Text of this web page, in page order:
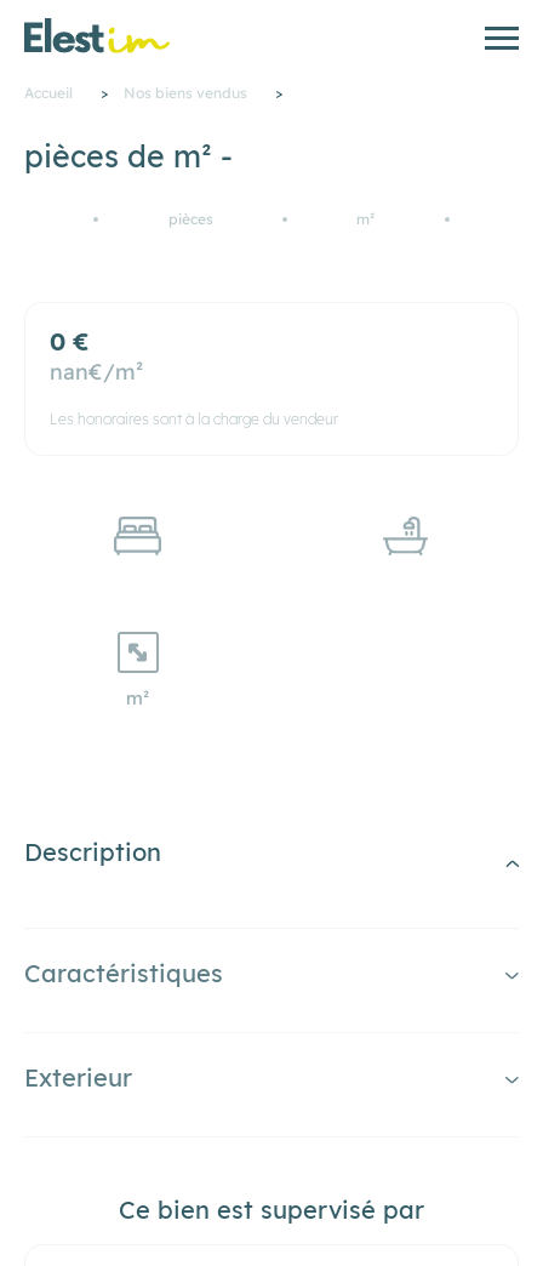
Accueil > Nos biens vendus >
pièces de m² -
pièces m²
0 €
nan€/m²
Les honoraires sont à la charge du vendeur
m²
Description
Caractéristiques
Exterieur
Ce bien est supervisé par